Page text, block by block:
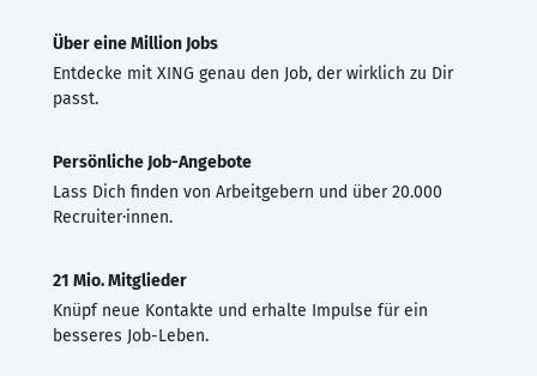
Über eine Million Jobs
Entdecke mit XING genau den Job, der wirklich zu Dir
passt.
Persönliche Job-Angebote
Lass Dich finden von Arbeitgebern und über 20.000
Recruiter·innen.
21 Mio. Mitglieder
Knüpf neue Kontakte und erhalte Impulse für ein
besseres Job-Leben.